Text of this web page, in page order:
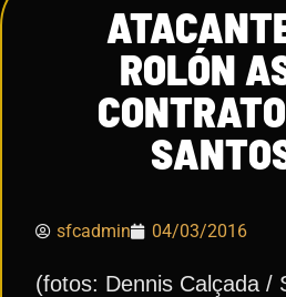
ROLÓN
sfcadmin 04/03/2016
(fotos: Dennis Calçada /